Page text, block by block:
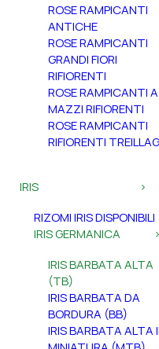
ROSE RAMPICANTI
ANTICHE
ROSE RAMPICANTI
GRANDI FIORI
RIFIORENTI
ROSE RAMPICANTI A
MAZZI RIFIORENTI
ROSE RAMPICANTI
RIFIORENTI
IRIS
RIZOMI IRIS DISPONIBILI
IRIS GERMANICA
IRIS BARBATA ALTA
(TB)
IRIS BARBATA DA
BORDURA (BB)
IRIS BARBATA ALTA